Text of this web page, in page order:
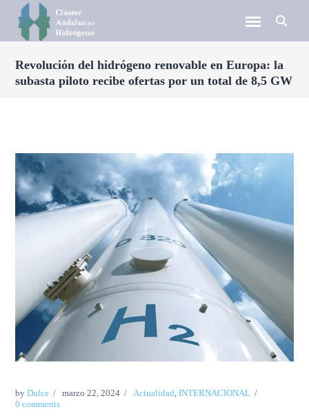
Revolución del hidrógeno renovable en Europa: la
subasta piloto recibe ofertas por un total de 8,5 GW
byDulce marzo 22, 2024 Actualidad,INTERNACIONAL
0 comments